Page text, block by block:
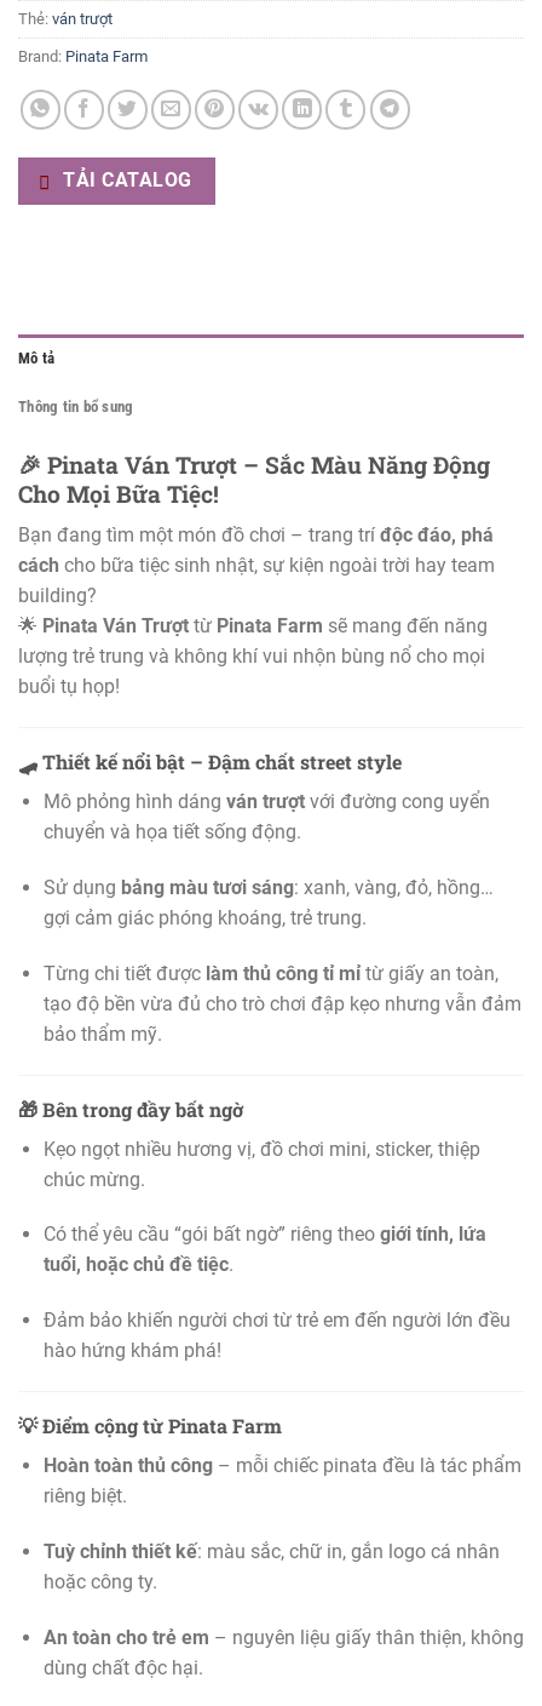
Thẻ: ván trượt
Brand: Pinata Farm
TẢI CATALOG
Mô tả
Thông tin bổ sung
🎉 Pinata Ván Trượt – Sắc Màu Năng Động
Cho Mọi Bữa Tiệc!
Bạn đang tìm một món đồ chơi – trang trí độc đáo, phá
cách cho bữa tiệc sinh nhật, sự kiện ngoài trời hay team
building?
🌟 Pinata Ván Trượt từ Pinata Farm sẽ mang đến năng
lượng trẻ trung và không khí vui nhộn bùng nổ cho mọi
buổi tụ họp!
🛹Thiết kế nổi bật – Đậm chất street style
Mô phỏng hình dáng ván trượtvới đường cong uyển
chuyển và họa tiết sống động.
Sử dụng bảng màu tươi sáng: xanh, vàng, đỏ, hồng…
gợi cảm giác phóng khoáng, trẻ trung.
Từng chi tiết được làm thủ công tỉ mỉtừ giấy an toàn,
tạo độ bền vừa đủ cho trò chơi đập kẹo nhưng vẫn đảm
bảo thẩm mỹ.
🎁Bên trong đầy bất ngờ
Kẹo ngọt nhiều hương vị, đồ chơi mini, sticker, thiệp
chúc mừng.
Có thể yêu cầu “gói bất ngờ” riêng theo giới tính, lứa
tuổi, hoặc chủ đề tiệc.
Đảm bảo khiến người chơi từ trẻ em đến người lớn đều
hào hứng khám phá!
💡Điểm cộng từ Pinata Farm
Hoàn toàn thủ công– mỗi chiếc pinata đều là tác phẩm
riêng biệt.
Tuỳ chỉnh thiết kế: màu sắc, chữ in, gắn logo cá nhân
hoặc công ty.
An toàn cho trẻ em – nguyên liệu giấy thân thiện, không
dùng chất độc hại.